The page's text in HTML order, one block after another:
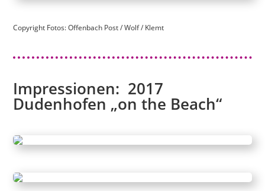
Copyright Fotos: Offenbach Post / Wolf / Klemt
Impressionen: 2017
Dudenhofen „on the Beach“